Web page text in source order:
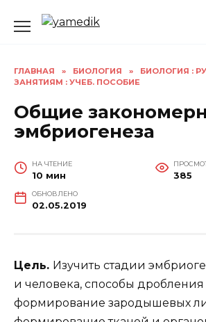
ГЛАВНАЯ » БИОЛОГИЯ »
БИОЛОГИЯ :
ЗАНЯТИЯМ : УЧЕБ. ПОСОБИЕ
Общие
эмбриогенеза
НА ЧТЕНИЕ
10 мин 385
ОБНОВЛЕНО
02.05.2019
Цель. Изучить стадии
и человека, способы
формирование зародышевых